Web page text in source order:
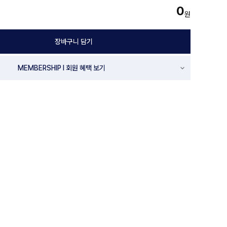
0원
장바구니 담기
MEMBERSHIP l 회원 혜택 보기